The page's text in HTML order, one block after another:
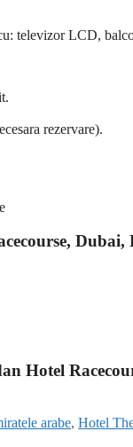
televizor LCD,
rezervare).
Hotel
arabe, Hotel